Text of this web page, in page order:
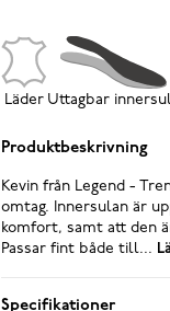
Läder Uttagbar
Produktbeskrivning
Kevin från Legend -
omtag. Innersulan är
komfort, samt att den
Passar fint både till...
Specifikationer